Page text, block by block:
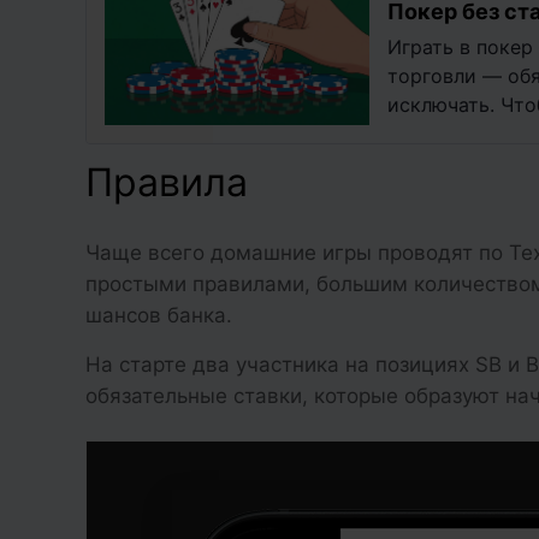
Покер без
Играть в
торговли —
исключать.
Правила
Чаще всего домашние игры проводят по
простыми правилами, большим
шансов банка.
На старте два участника на позициях SB
обязательные ставки, которые образуют